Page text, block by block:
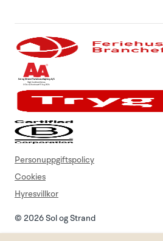
© 2026 Sol og Strand
Personuppgiftspolicy
Cookies
Hyresvillkor